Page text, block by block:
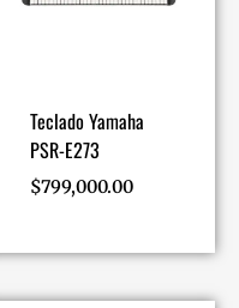
Teclado Yamaha
PSR-E273
$799,000.00